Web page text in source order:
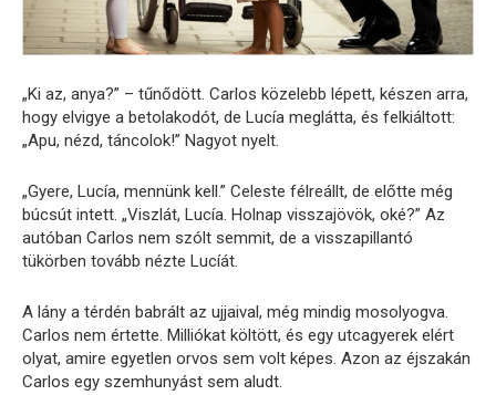
„Ki az, anya?” – tűnődött. Carlos közelebb lépett, készen arra,
hogy elvigye a betolakodót, de Lucía meglátta, és felkiáltott:
„Apu, nézd, táncolok!” Nagyot nyelt.
„Gyere, Lucía, mennünk kell.” Celeste félreállt, de előtte még
búcsút intett. „Viszlát, Lucía. Holnap visszajövök, oké?” Az
autóban Carlos nem szólt semmit, de a visszapillantó
tükörben tovább nézte Lucíát.
A lány a térdén babrált az ujjaival, még mindig mosolyogva.
Carlos nem értette. Milliókat költött, és egy utcagyerek elért
olyat, amire egyetlen orvos sem volt képes. Azon az éjszakán
Carlos egy szemhunyást sem aludt.